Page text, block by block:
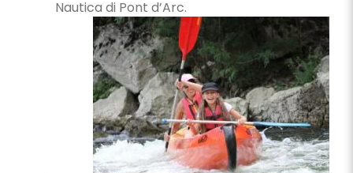
Nautica di Pont d’Arc.